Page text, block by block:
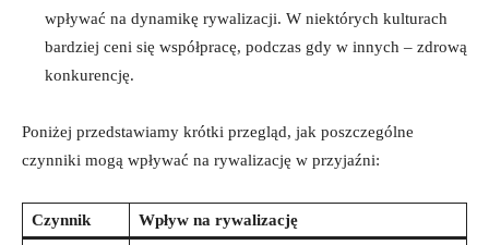
wpływać⁣ na dynamikę rywalizacji. W niektórych kulturach
bardziej ceni się współpracę, podczas gdy w‍ innych – zdrową
konkurencję.
Poniżej‍ przedstawiamy krótki przegląd, ⁢jak poszczególne
czynniki mogą ​wpływać na ‌rywalizację w przyjaźni:
Czynnik Wpływ na‌ rywalizację